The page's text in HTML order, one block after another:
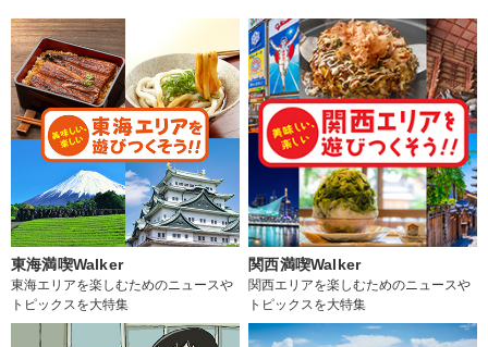
東海満喫Walker
東海エリアを楽しむためのニュースや
トピックスを大特集
関西満喫Walker
関西エリアを楽しむためのニュースや
トピックスを大特集